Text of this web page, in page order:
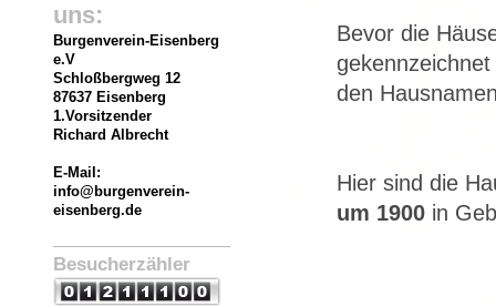
Bevor die
den
Hier sind die
um 1900 in
uns:
Burgenverein-Eisenberg
e.V
Schloßbergweg 12
87637 Eisenberg
1.Vorsitzender
Richard Albrecht
E-Mail:
info@burgenverein-
eisenberg.de
Besucherzähler